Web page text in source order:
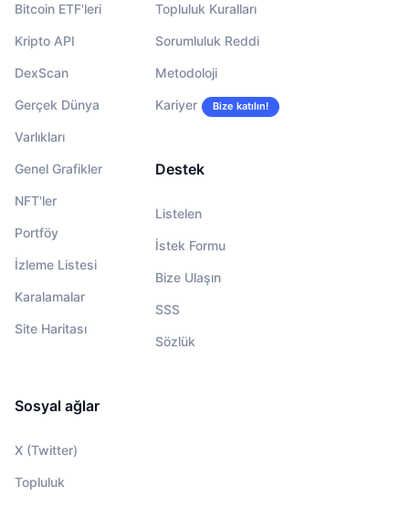
Bitcoin ETF'leri
Kripto API
DexScan
Gerçek Dünya
Varlıkları
Genel Grafikler
NFT'ler
Portföy
İzleme Listesi
Karalamalar
Site Haritası
Topluluk Kuralları
Sorumluluk Reddi
Metodoloji
Kariyer Bize katılın!
Destek
Listelen
İstek Formu
Bize Ulaşın
SSS
Sözlük
Sosyal ağlar
X (Twitter)
Topluluk